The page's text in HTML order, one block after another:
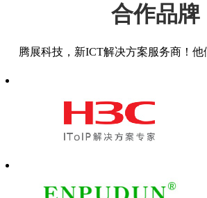
合作品牌
腾展科技，新ICT解决方案服务商！他